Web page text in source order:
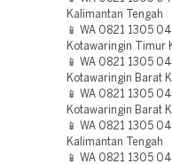
Kalimantan Tengah
📱 WA 0821 1305
Kotawaringin Timur
📱 WA 0821 1305
Kotawaringin Barat
📱 WA 0821 1305
Kotawaringin Barat
📱 WA 0821 1305
Kalimantan Tengah
📱 WA 0821 1305